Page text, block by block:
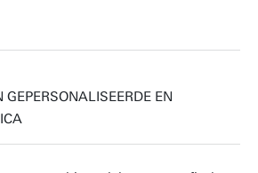
GEPERSONALISEERDE EN